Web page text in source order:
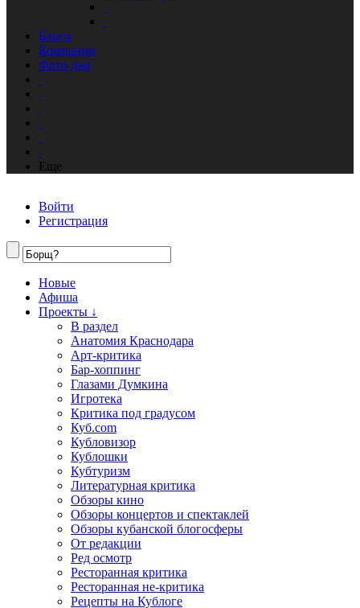
Блоги
Компании
Фото дня
Еще
Войти
Регистрация
Новые
Афиша
Проекты ↓
В раздел
Анатомия Краснодара
Арт-критика
Бар-хоппинг
Глазами Думкина
Игротека
Критика под градусом
Куб.com
Кубловизор
Кублошки
Кубтуризм
Литературная критика
Обзоры кино
Обзоры концертов и спектаклей
Обзоры кубанской блогосферы
От редакции
Ред осмотр
Ресторанная критика
Ресторанная не-критика
Рецепты на Кублоге